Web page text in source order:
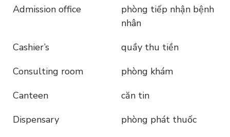
Admission office
phòng tiếp nhận bệnh
nhân
Cashier’s
quầy thu tiền
Consulting room
phòng khám
Canteen
căn tin
Dispensary
phòng phát thuốc